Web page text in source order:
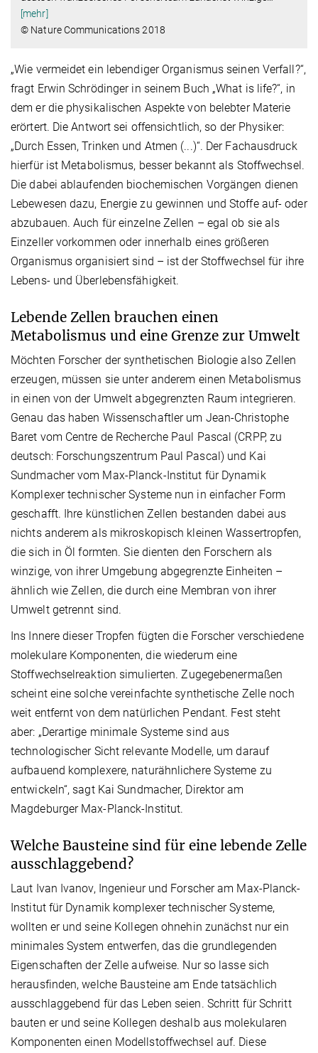
[mehr]
© Nature Communications 2018
„Wie vermeidet ein lebendiger Organismus seinen Verfall?“,
fragt Erwin Schrödinger in seinem Buch „What is life?“, in
dem er die physikalischen Aspekte von belebter Materie
erörtert. Die Antwort sei offensichtlich, so der Physiker:
„Durch Essen, Trinken und Atmen (...)“. Der Fachausdruck
hierfür ist Metabolismus, besser bekannt als Stoffwechsel.
Die dabei ablaufenden biochemischen Vorgängen dienen
Lebewesen dazu, Energie zu gewinnen und Stoffe auf- oder
abzubauen. Auch für einzelne Zellen – egal ob sie als
Einzeller vorkommen oder innerhalb eines größeren
Organismus organisiert sind – ist der Stoffwechsel für ihre
Lebens- und Überlebensfähigkeit.
Lebende Zellen brauchen einen
Metabolismus und eine Grenze zur Umwelt
Möchten Forscher der synthetischen Biologie also Zellen
erzeugen, müssen sie unter anderem einen Metabolismus
in einen von der Umwelt abgegrenzten Raum integrieren.
Genau das haben Wissenschaftler um Jean-Christophe
Baret vom Centre de Recherche Paul Pascal (CRPP, zu
deutsch: Forschungszentrum Paul Pascal) und Kai
Sundmacher vom Max-Planck-Institut für Dynamik
Komplexer technischer Systeme nun in einfacher Form
geschafft. Ihre künstlichen Zellen bestanden dabei aus
nichts anderem als mikroskopisch kleinen Wassertropfen,
die sich in Öl formten. Sie dienten den Forschern als
winzige, von ihrer Umgebung abgegrenzte Einheiten –
ähnlich wie Zellen, die durch eine Membran von ihrer
Umwelt getrennt sind.
Ins Innere dieser Tropfen fügten die Forscher verschiedene
molekulare Komponenten, die wiederum eine
Stoffwechselreaktion simulierten. Zugegebenermaßen
scheint eine solche vereinfachte synthetische Zelle noch
weit entfernt von dem natürlichen Pendant. Fest steht
aber: „Derartige minimale Systeme sind aus
technologischer Sicht relevante Modelle, um darauf
aufbauend komplexere, naturähnlichere Systeme zu
entwickeln“, sagt Kai Sundmacher, Direktor am
Magdeburger Max-Planck-Institut.
Welche Bausteine sind für eine lebende Zelle
ausschlaggebend?
Laut Ivan Ivanov, Ingenieur und Forscher am Max-Planck-
Institut für Dynamik komplexer technischer Systeme,
wollten er und seine Kollegen ohnehin zunächst nur ein
minimales System entwerfen, das die grundlegenden
Eigenschaften der Zelle aufweise. Nur so lasse sich
herausfinden, welche Bausteine am Ende tatsächlich
ausschlaggebend für das Leben seien. Schritt für Schritt
bauten er und seine Kollegen deshalb aus molekularen
Komponenten einen Modellstoffwechsel auf. Diese